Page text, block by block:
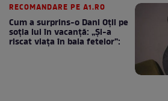
RECOMANDARE PE A1.RO
Cum a surprins-o Dani Oțil pe
soția lui în vacanță: „Și-a
riscat viața în baia fetelor”: